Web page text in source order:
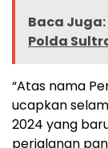
Baca Juga:
Polda
“Atas nama
ucapkan
2024 yang
perjalanan